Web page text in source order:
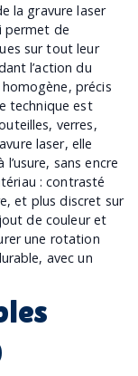
la gravure laser
permet de
sur tout leur
l’action du
précis
technique est
verres,
laser, elle
sans encre
: contrasté
et plus discret sur
de couleur et
une rotation
avec un